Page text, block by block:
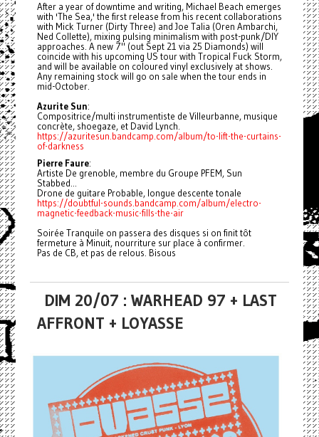
After a year of downtime and writing, Michael Beach emerges
with 'The Sea,' the first release from his recent collaborations
with Mick Turner (Dirty Three) and Joe Talia (Oren Ambarchi,
Ned Collette), mixing pulsing minimalism with post-punk/DIY
approaches. A new 7" (out Sept 21 via 25 Diamonds) will
coincide with his upcoming US tour with Tropical Fuck Storm,
and will be available on coloured vinyl exclusively at shows.
Any remaining stock will go on sale when the tour ends in
mid-October.
Azurite Sun:
Compositrice/multi instrumentiste de Villeurbanne, musique
concrète, shoegaze, et David Lynch.
https://azuritesun.bandcamp.com/album/to-lift-the-curtains-
of-darkness
Pierre Faure:
Artiste De grenoble, membre du Groupe PFEM, Sun
Stabbed...
Drone de guitare Probable, longue descente tonale
https://doubtful-sounds.bandcamp.com/album/electro-
magnetic-feedback-music-fills-the-air
Soirée Tranquile on passera des disques si on finit tôt
fermeture à Minuit, nourriture sur place à confirmer.
Pas de CB, et pas de relous. Bisous
DIM 20/07 : WARHEAD 97 + LAST
AFFRONT + LOYASSE